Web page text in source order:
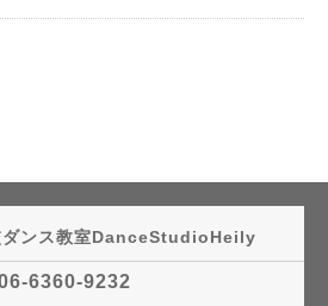
ダンス教室DanceStudioHeily
6360-9232